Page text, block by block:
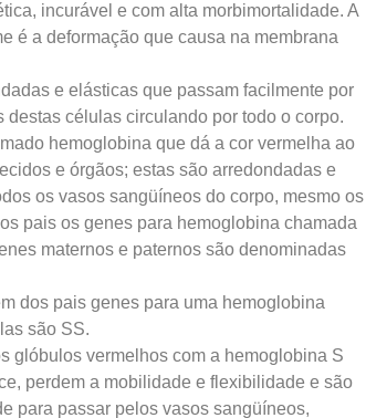
incurável e com alta morbimortalidade. A
é a deformação que causa na membrana
e elásticas que passam facilmente por
células circulando por todo o corpo.
hemoglobina que dá a cor vermelha ao
e órgãos; estas são arredondadas e
os vasos sangüíneos do corpo, mesmo os
pais os genes para hemoglobina chamada
maternos e paternos são denominadas
dos pais genes para uma hemoglobina
são SS.
glóbulos vermelhos com a hemoglobina S
perdem a mobilidade e flexibilidade e são
para passar pelos vasos sangüíneos,